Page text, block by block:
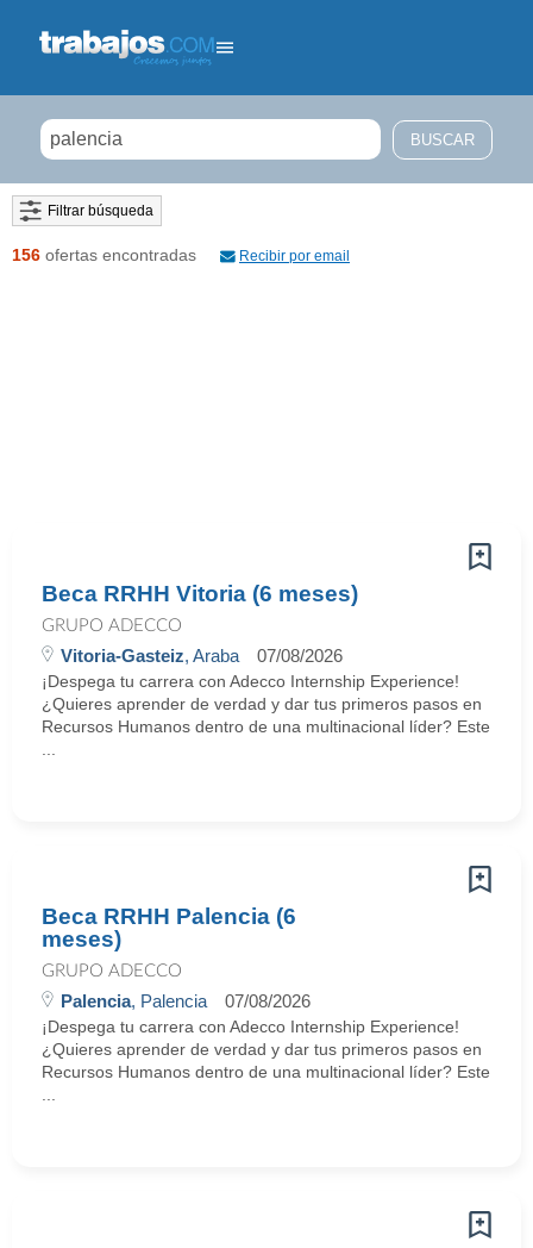
Filtrar búsqueda
156 ofertas encontradas Recibir por email
Beca RRHH Vitoria (6 meses)
GRUPO ADECCO
Vitoria-Gasteiz, Araba 07/08/2026
¡Despega tu carrera con Adecco Internship Experience!
¿Quieres aprender de verdad y dar tus primeros pasos en
Recursos Humanos dentro de una multinacional líder? Este
Beca RRHH Palencia (6
meses)
GRUPO ADECCO
Palencia, Palencia 07/08/2026
¡Despega tu carrera con Adecco Internship Experience!
¿Quieres aprender de verdad y dar tus primeros pasos en
Recursos Humanos dentro de una multinacional líder? Este